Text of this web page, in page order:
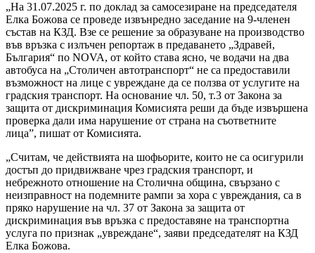
„На 31.07.2025 г. по доклад за самосезиране на председателя
Елка Божова се проведе извънредно заседание на 9-членен
състав на КЗД. Взе се решение за образуване на производство
във връзка с излъчен репортаж в предаването „Здравей,
България“ по NOVA, от който става ясно, че водачи на два
автобуса на „Столичен автотранспорт“ не са предоставили
възможност на лице с увреждане да се ползва от услугите на
градския транспорт. На основание чл. 50, т.3 от Закона за
защита от дискриминация Комисията реши да бъде извършена
проверка дали има нарушение от страна на съответните
лица”, пишат от Комисията.
„Считам, че действията на шофьорите, които не са осигурили
достъп до придвижване чрез градския транспорт, и
небрежното отношение на Столична община, свързано с
неизправност на подемните рампи за хора с увреждания, са в
пряко нарушение на чл. 37 от Закона за защита от
дискриминация във връзка с предоставяне на транспортна
услуга по признак „увреждане“, заяви председателят на КЗД
Елка Божова.